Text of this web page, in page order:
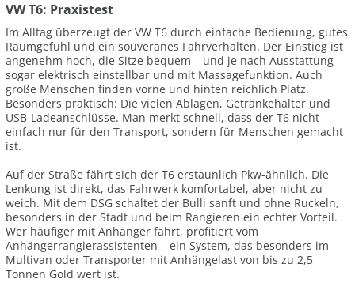
VW T6: Praxistest
Im Alltag überzeugt der VW T6 durch einfache Bedienung, gutes
Raumgefühl und ein souveränes Fahrverhalten. Der Einstieg ist
angenehm hoch, die Sitze bequem – und je nach Ausstattung
sogar elektrisch einstellbar und mit Massagefunktion. Auch
große Menschen finden vorne und hinten reichlich Platz.
Besonders praktisch: Die vielen Ablagen, Getränkehalter und
USB-Ladeanschlüsse. Man merkt schnell, dass der T6 nicht
einfach nur für den Transport, sondern für Menschen gemacht
ist.
Auf der Straße fährt sich der T6 erstaunlich Pkw-ähnlich. Die
Lenkung ist direkt, das Fahrwerk komfortabel, aber nicht zu
weich. Mit dem DSG schaltet der Bulli sanft und ohne Ruckeln,
besonders in der Stadt und beim Rangieren ein echter Vorteil.
Wer häufiger mit Anhänger fährt, profitiert vom
Anhängerrangierassistenten – ein System, das besonders im
Multivan oder Transporter mit Anhängelast von bis zu 2,5
Tonnen Gold wert ist.